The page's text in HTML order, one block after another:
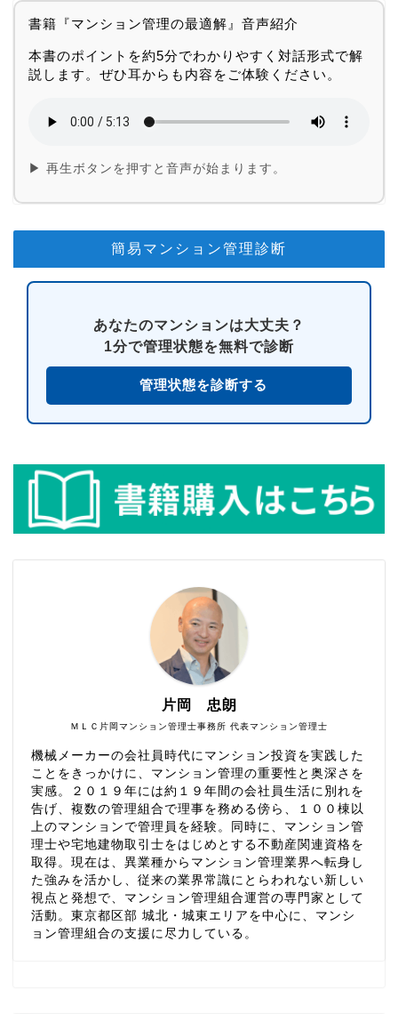
書籍『マンション管理の最適解』音声紹介
本書のポイントを約5分でわかりやすく対話形式で解
説します。ぜひ耳からも内容をご体験ください。
▶ 再生ボタンを押すと音声が始まります。
簡易マンション管理診断
あなたのマンションは大丈夫？
1分で管理状態を無料で診断
管理状態を診断する
ＭＬＣ片岡マンション管理士事務所 代表マンション管理士
片岡 忠朗
機械メーカーの会社員時代にマンション投資を実践した
ことをきっかけに、マンション管理の重要性と奥深さを
実感。２０１９年には約１９年間の会社員生活に別れを
告げ、複数の管理組合で理事を務める傍ら、１００棟以
上のマンションで管理員を経験。同時に、マンション管
理士や宅地建物取引士をはじめとする不動産関連資格を
取得。現在は、異業種からマンション管理業界へ転身し
た強みを活かし、従来の業界常識にとらわれない新しい
視点と発想で、マンション管理組合運営の専門家として
活動。東京都区部 城北・城東エリアを中心に、マンシ
ョン管理組合の支援に尽力している。